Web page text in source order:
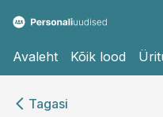
Avaleht Kõik lood
Tagasi